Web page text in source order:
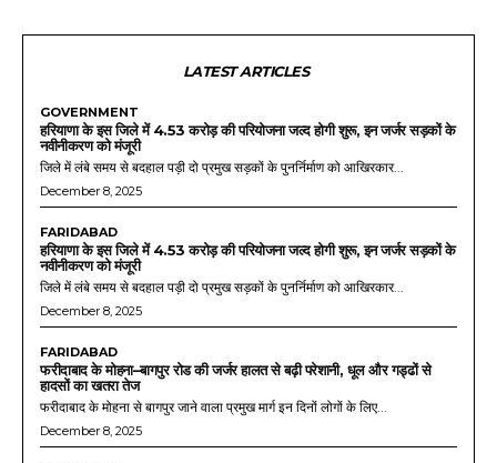
LATEST ARTICLES
GOVERNMENT
हरियाणा के इस जिले में 4.53 करोड़ की परियोजना जल्द होगी शुरू, इन जर्जर सड़कों के
नवीनीकरण को मंजूरी
जिले में लंबे समय से बदहाल पड़ी दो प्रमुख सड़कों के पुनर्निर्माण को आखिरकार...
December 8, 2025
FARIDABAD
हरियाणा के इस जिले में 4.53 करोड़ की परियोजना जल्द होगी शुरू, इन जर्जर सड़कों के
नवीनीकरण को मंजूरी
जिले में लंबे समय से बदहाल पड़ी दो प्रमुख सड़कों के पुनर्निर्माण को आखिरकार...
December 8, 2025
FARIDABAD
फरीदाबाद के मोहना–बागपुर रोड की जर्जर हालत से बढ़ी परेशानी, धूल और गड्ढों से
हादसों का खतरा तेज
फरीदाबाद के मोहना से बागपुर जाने वाला प्रमुख मार्ग इन दिनों लोगों के लिए...
December 8, 2025